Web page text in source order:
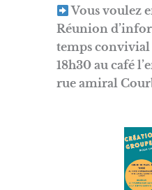
Vous voulez
Réunion
temps convivial
18h30 au café
rue amiral